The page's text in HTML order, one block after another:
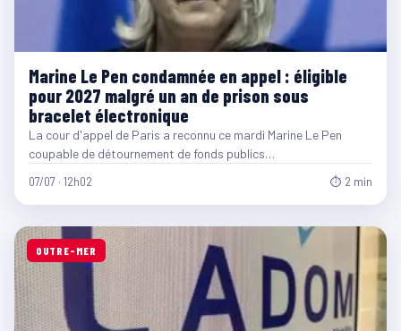
Marine Le Pen condamnée en appel : éligible
pour 2027 malgré un an de prison sous
bracelet électronique
La cour d'appel de Paris a reconnu ce mardi Marine Le Pen
coupable de détournement de fonds publics…
07/07 · 12h02 ⏱ 2 min
OUTRE-MER